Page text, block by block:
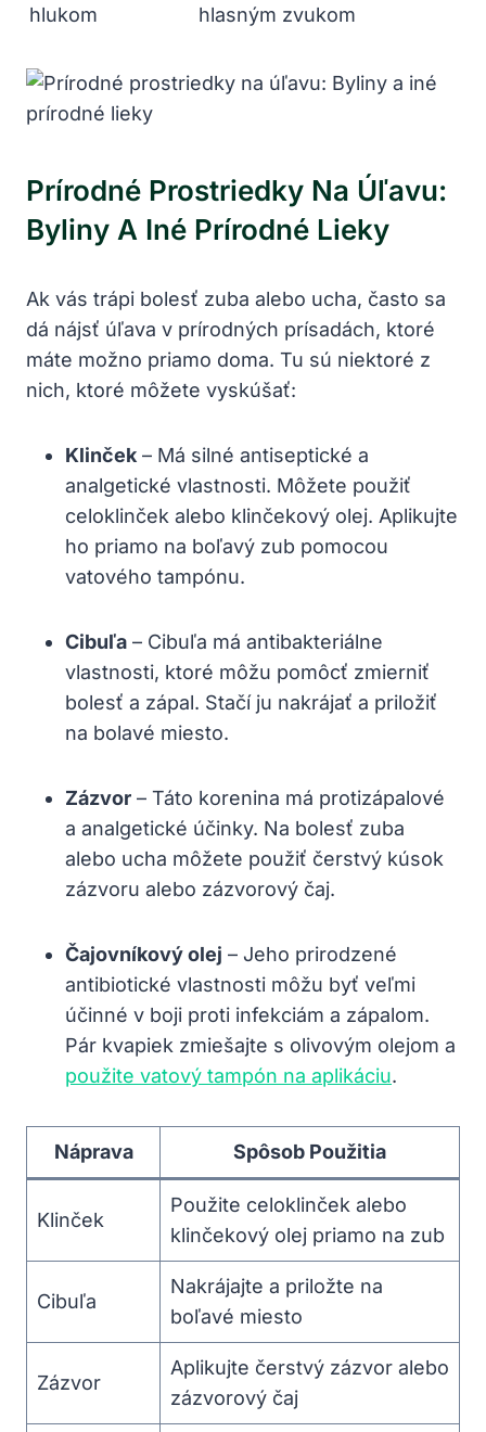
hlukom
hlasným zvukom
Prírodné Prostriedky Na Úľavu:
Byliny A Iné Prírodné Lieky
Ak vás trápi bolesť zuba alebo ucha, často sa
dá nájsť úľava v prírodných prísadách, ktoré
máte možno priamo doma. Tu sú niektoré z
nich, ktoré môžete vyskúšať:
Klinček – Má silné antiseptické a
analgetické vlastnosti. Môžete použiť
celoklinček alebo klinčekový olej. Aplikujte
ho priamo na boľavý zub pomocou
vatového tampónu.
Cibuľa – Cibuľa má antibakteriálne
vlastnosti, ktoré môžu pomôcť zmierniť
bolesť a zápal. Stačí ju nakrájať a priložiť
na bolavé miesto.
Zázvor – Táto korenina má protizápalové
a analgetické účinky. Na bolesť zuba
alebo ucha môžete použiť čerstvý kúsok
zázvoru alebo zázvorový čaj.
Čajovníkový olej – Jeho prirodzené
antibiotické vlastnosti môžu byť veľmi
účinné v boji proti infekciám a zápalom.
Pár kvapiek zmiešajte s olivovým olejom a
použite vatový tampón na aplikáciu.
Náprava Spôsob Použitia
Klinček
Použite celoklinček alebo
klinčekový olej priamo na zub
Cibuľa
Nakrájajte a priložte na
boľavé miesto
Zázvor
Aplikujte čerstvý zázvor alebo
zázvorový čaj